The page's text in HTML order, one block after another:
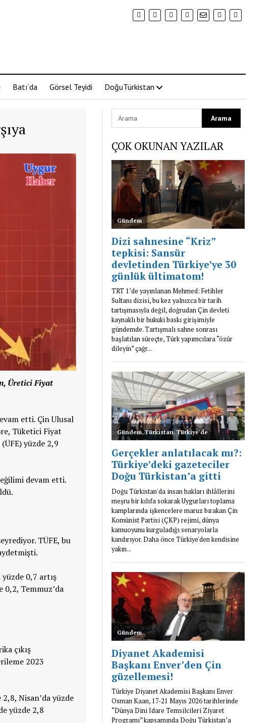
Batı’da Görsel Teyidi DoğuTürkistan
Üretici Fiyat
etti. Çin Ulusal
Tüketici Fiyat
yüzde 2,9
devam etti.
TÜFE, bu
0,7 artış
0,2, Temmuz’da
çıkış
2023
Nisan’da yüzde
yüzde 2,8
ÇOK OKUNAN YAZILAR